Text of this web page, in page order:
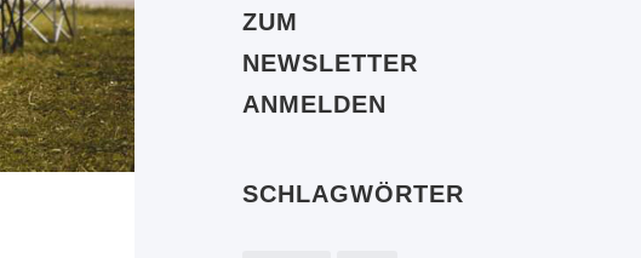
ZUM
NEWSLETTER
ANMELDEN
SCHLAGWÖRTER